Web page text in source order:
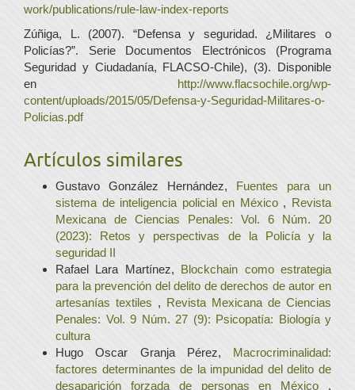
work/publications/rule-law-index-reports
Zúñiga, L. (2007). “Defensa y seguridad. ¿Militares o
Policías?”. Serie Documentos Electrónicos (Programa
Seguridad y Ciudadanía, FLACSO-Chile), (3). Disponible
en http://www.flacsochile.org/wp-
content/uploads/2015/05/Defensa-y-Seguridad-Militares-o-
Policias.pdf
Artículos similares
Gustavo González Hernández, Fuentes para un
sistema de inteligencia policial en México , Revista
Mexicana de Ciencias Penales: Vol. 6 Núm. 20
(2023): Retos y perspectivas de la Policía y la
seguridad II
Rafael Lara Martínez, Blockchain como estrategia
para la prevención del delito de derechos de autor en
artesanías textiles , Revista Mexicana de Ciencias
Penales: Vol. 9 Núm. 27 (9): Psicopatía: Biología y
cultura
Hugo Oscar Granja Pérez, Macrocriminalidad:
factores determinantes de la impunidad del delito de
desaparición forzada de personas en México ,